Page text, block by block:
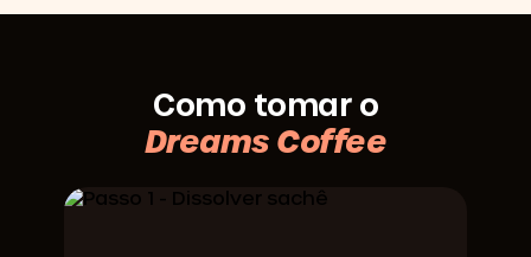
Como tomar o
Dreams Coffee